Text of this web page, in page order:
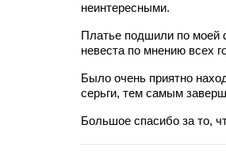
неинтересными.
Платье подшили по моей
невеста по мнению всех
Было очень приятно
серьги, тем самым
Большое спасибо за то,